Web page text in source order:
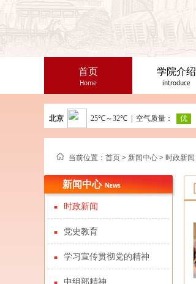
首页
Home
学院介绍
introduce
当前位置： 首页 > 新闻中心> 时政新闻
新闻中心 News
时政新闻
党史教育
学习宣传贯彻党的精神
中组部精神